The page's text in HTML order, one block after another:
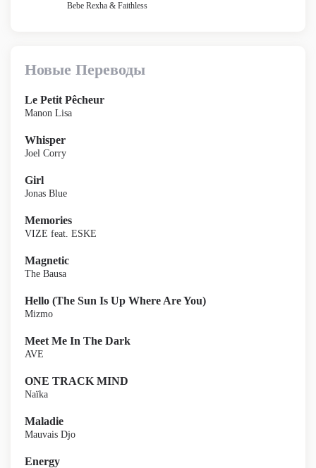
Bebe Rexha & Faithless
Новые Переводы
Le Petit Pêcheur
Manon Lisa
Whisper
Joel Corry
Girl
Jonas Blue
Memories
VIZE feat. ESKE
Magnetic
The Bausa
Hello (The Sun Is Up Where Are You)
Mizmo
Meet Me In The Dark
AVE
ONE TRACK MIND
Naïka
Maladie
Mauvais Djo
Energy